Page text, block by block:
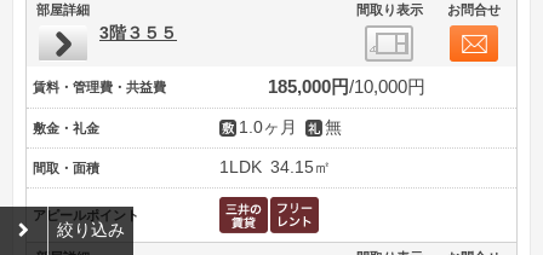
部屋詳細 間取り表示 お問合せ
3階３５５
賃料・管理費・共益費 185,000円 10,000円
敷金・礼金 1.0ヶ月 無
間取・面積 1LDK 34.15㎡
アピールポイント
絞り込み